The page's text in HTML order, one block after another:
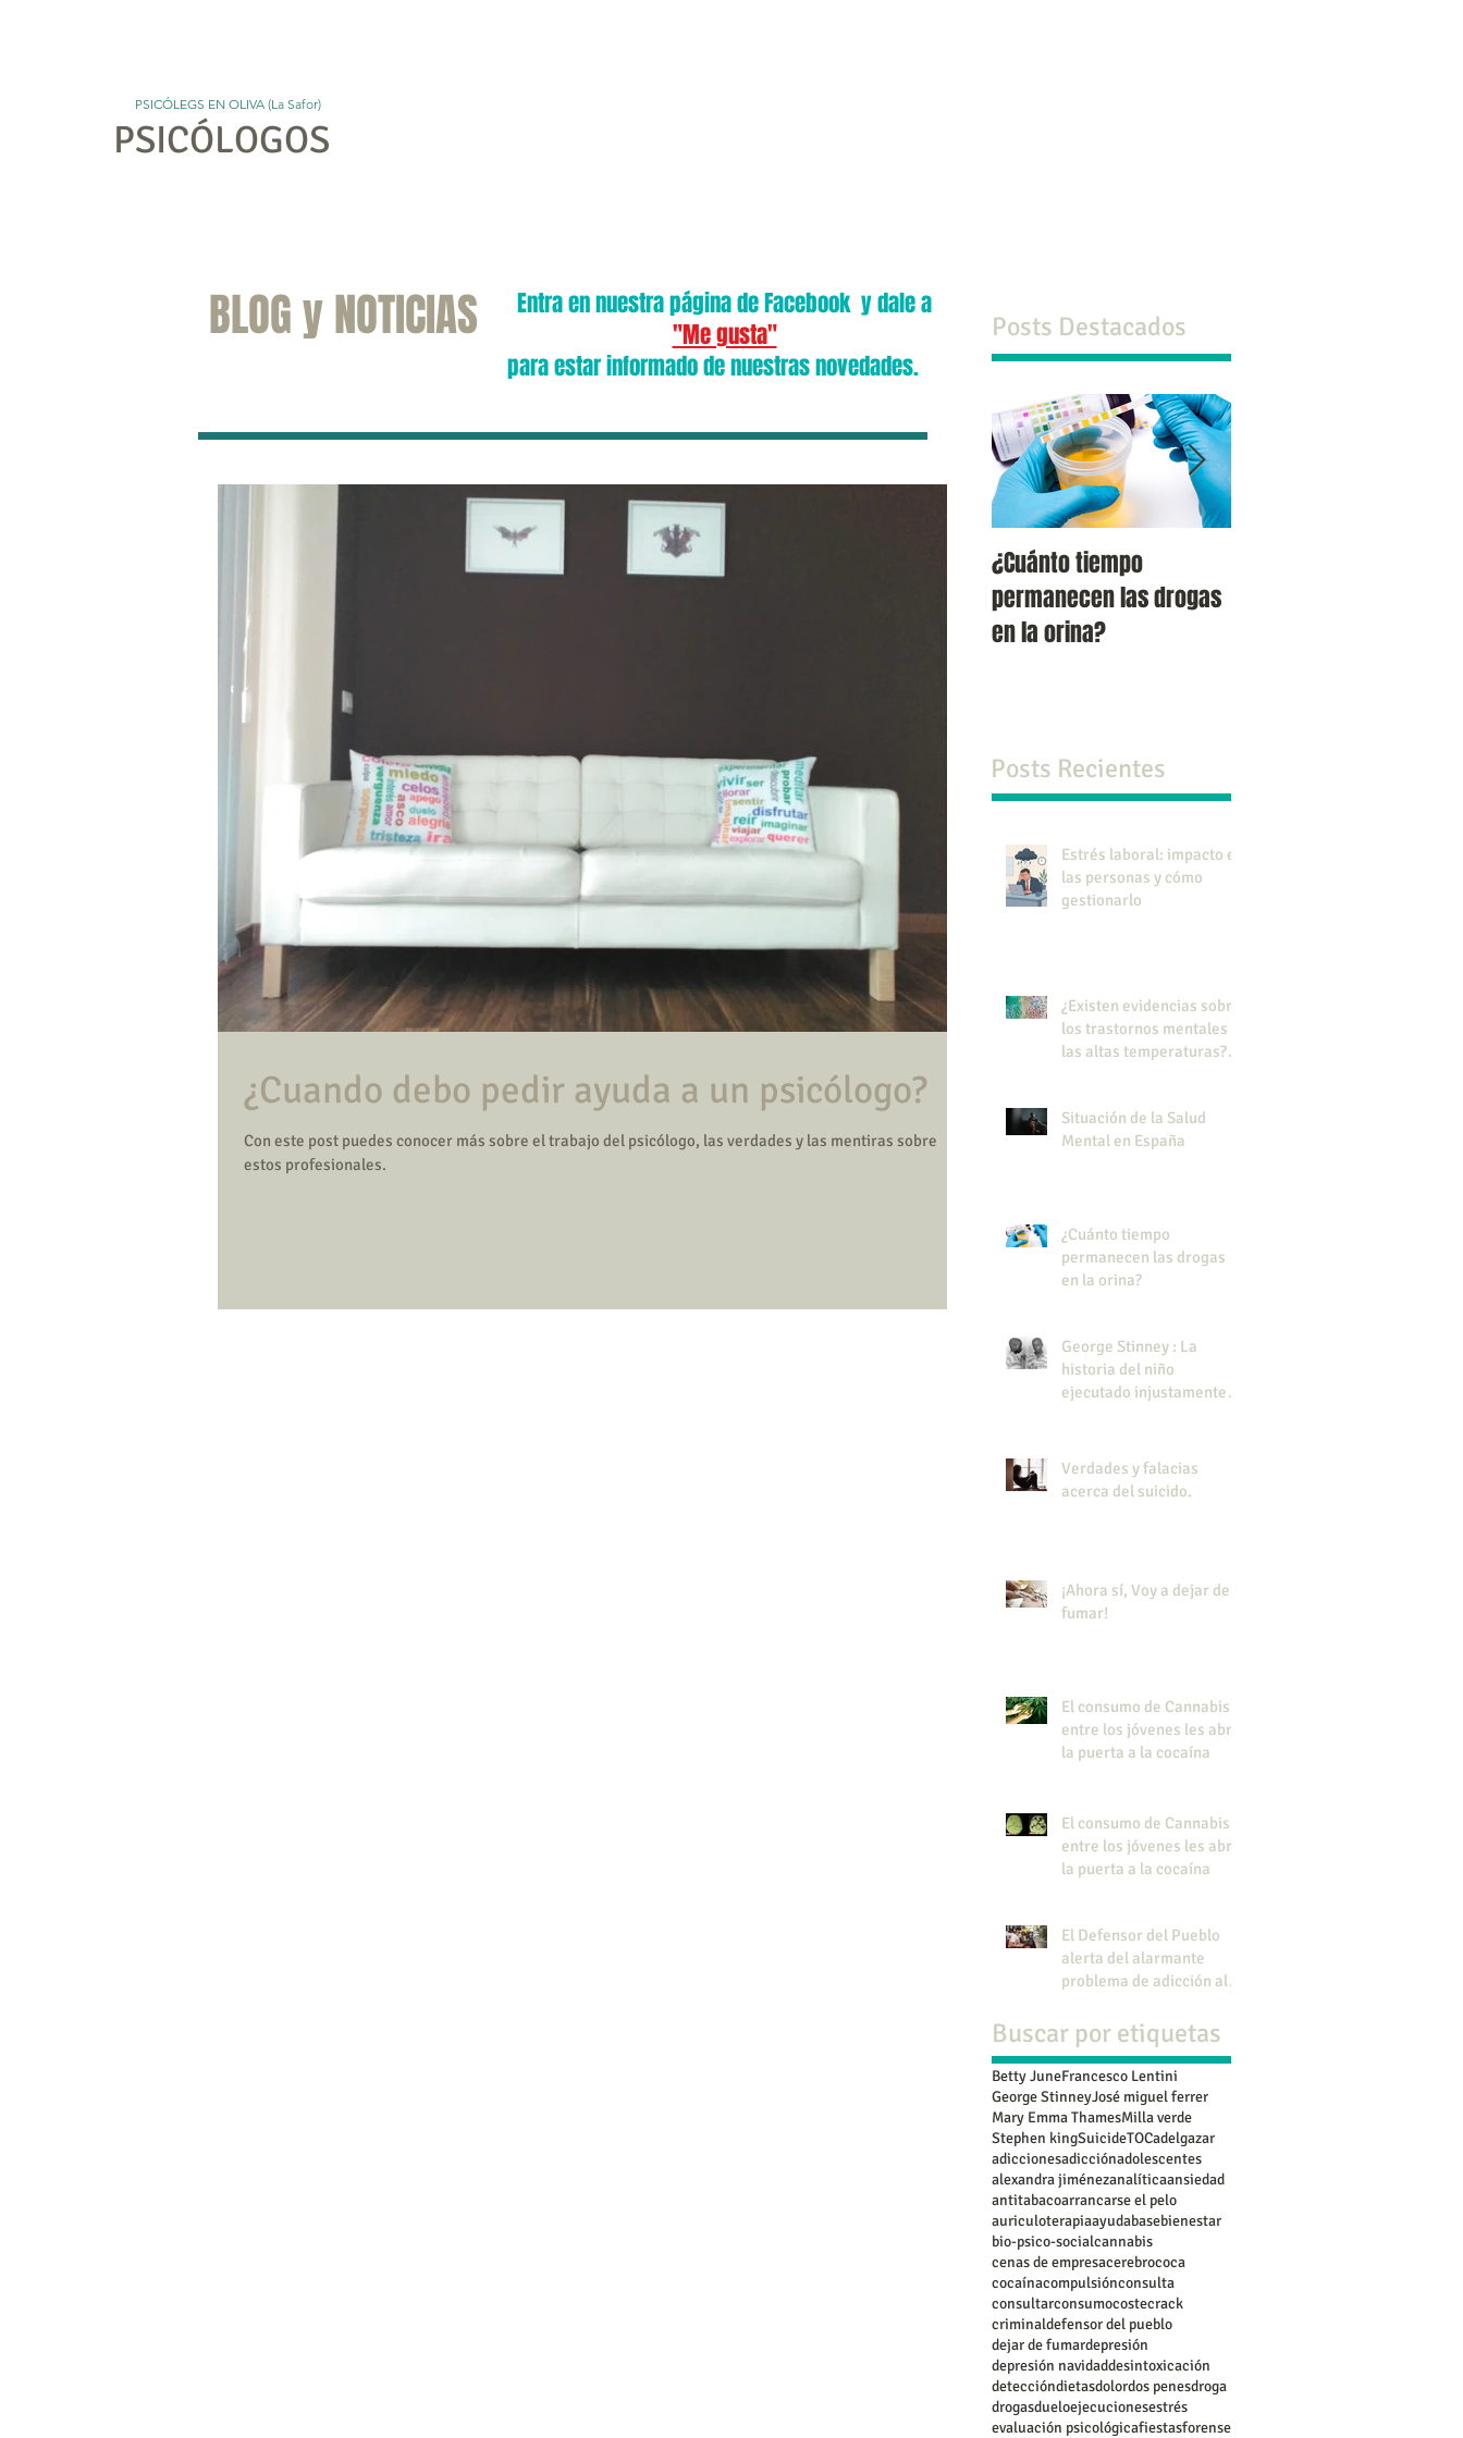
PSICÓLEGS EN OLIVA (La Safor)
PSICÓLOGOS
BLOG y NOTICIAS
Entra en nuestra página de Facebook y dale a
"Me gusta"
para estar informado de nuestras novedades.
Posts Destacados
¿Cuando debo pedir ayuda a un psicólogo?
Con este post puedes conocer más sobre el trabajo del psicólogo, las verdades y las mentiras sobre
estos profesionales.
¿Cuánto tiempo
permanecen las drogas
en la orina?
Posts Recientes
Estrés laboral: impacto en
las personas y cómo
gestionarlo
¿Existen evidencias sobre
los trastornos mentales y
las altas temperaturas?
Situación de la Salud
Mental en España
¿Cuánto tiempo
permanecen las drogas
en la orina?
George Stinney : La
historia del niño
ejecutado injustamente
Verdades y falacias
acerca del suicido.
¡Ahora sí, Voy a dejar de
fumar!
El consumo de Cannabis
entre los jóvenes les abre
la puerta a la cocaína
El consumo de Cannabis
entre los jóvenes les abre
la puerta a la cocaína
El Defensor del Pueblo
alerta del alarmante
problema de adicción al
Buscar por etiquetas
Betty JuneFrancesco Lentini
George StinneyJosé miguel ferrer
Mary Emma ThamesMilla verde
Stephen kingSuicideTOCadelgazar
adiccionesadicciónadolescentes
alexandra jiménezanalíticaansiedad
antitabacoarrancarse el pelo
auriculoterapiaayudabasebienestar
bio-psico-socialcannabis
cenas de empresacerebrococa
cocaínacompulsiónconsulta
consultarconsumocostecrack
criminaldefensor del pueblo
dejar de fumardepresión
depresión navidaddesintoxicación
deteccióndietasdolordos penesdroga
drogasdueloejecucionesestrés
evaluación psicológicafiestasforense